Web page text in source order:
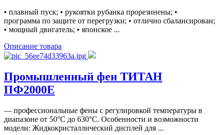
• плавный пуск; • рукоятки рубанка прорезинены; •
программа по защите от перегрузки; • отлично сбалансирован;
• мощный двигатель; • японское ...
Описание товара
Промышленный фен ТИТАН
ПФ2000Е
— профессиональные фены с регулировкой температуры в
диапазоне от 50°C до 630°C. Особенности и возможности
модели: Жидкокристаллический дисплей для ...